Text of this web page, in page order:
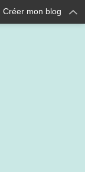
Créer mon blog